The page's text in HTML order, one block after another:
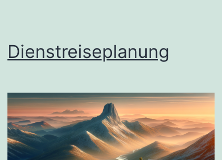
Dienstreiseplanung